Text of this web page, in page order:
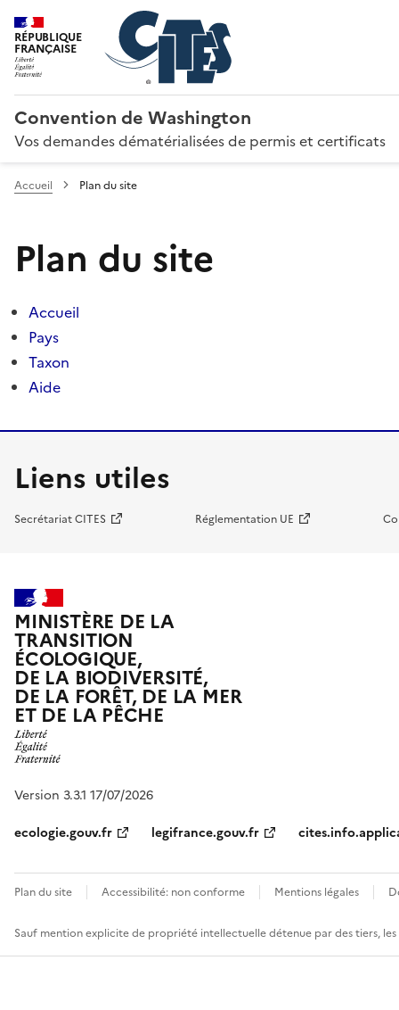
RÉPUBLIQUE
FRANÇAISE
Convention de Washington
Vos demandes dématérialisées de permis et certificats
Accueil Plan du site
Plan du site
Accueil
Pays
Taxon
Aide
Liens utiles
Secrétariat CITES Réglementation UE
MINISTÈRE DE LA
TRANSITION
ÉCOLOGIQUE,
DE LA BIODIVERSITÉ,
DE LA FORÊT, DE LA MER
ET DE LA PÊCHE
Version 3.3.1 17/07/2026
ecologie.gouv.fr
legifrance.gouv.fr
Plan du site Accessibilité: non conforme Mentions légales
Sauf mention explicite de propriété intellectuelle détenue par des tiers,